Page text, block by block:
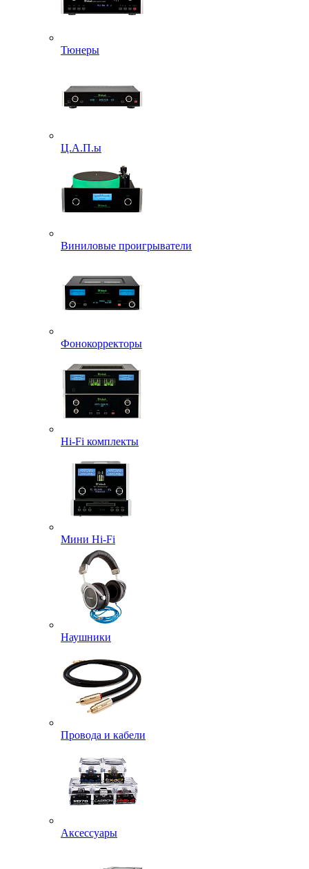
Тюнеры
Ц.А.П.ы
Виниловые проигрыватели
Фонокорректоры
Hi-Fi комплекты
Мини Hi-Fi
Наушники
Провода и кабели
Аксессуары